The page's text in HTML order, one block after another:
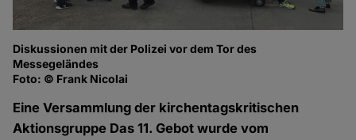
Diskussionen mit der Polizei vor dem Tor des
Messegeländes
Foto: © Frank Nicolai
Eine Versammlung der kirchentagskritischen
Aktionsgruppe Das 11. Gebot wurde vom